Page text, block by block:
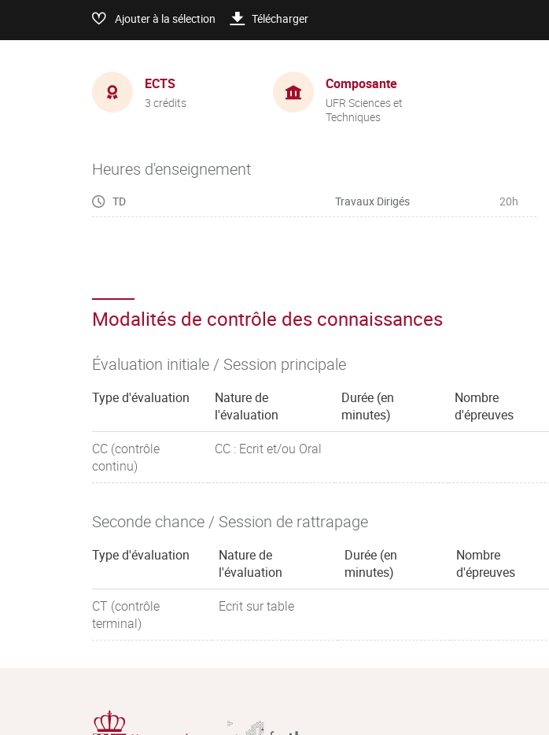
Ajouter à la sélection Télécharger
ECTS
3 crédits
Composante
UFR Sciences et
Techniques
Heures d'enseignement
TD Travaux Dirigés 20h
Modalités de contrôle des connaissances
Évaluation initiale / Session principale
Type d'évaluation
Nature de
l'évaluation
Durée (en
minutes)
Nombre
d'épreuves
CC (contrôle
continu)
CC : Ecrit et/ou Oral
Seconde chance / Session de rattrapage
Type d'évaluation
Nature de
l'évaluation
Durée (en
minutes)
Nombre
d'épreuves
CT (contrôle
terminal)
Ecrit sur table